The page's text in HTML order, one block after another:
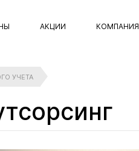
АКЦИИ КОМПАНИЯ
УЧЕТА